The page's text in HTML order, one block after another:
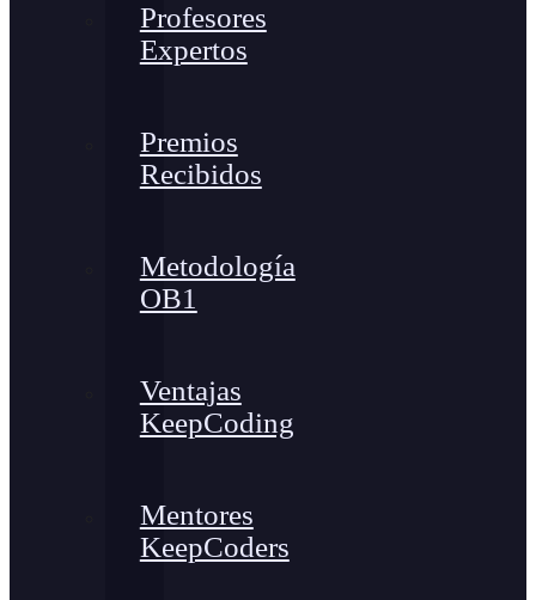
Profesores
Expertos
Premios
Recibidos
Metodología
OB1
Ventajas
KeepCoding
Mentores
KeepCoders